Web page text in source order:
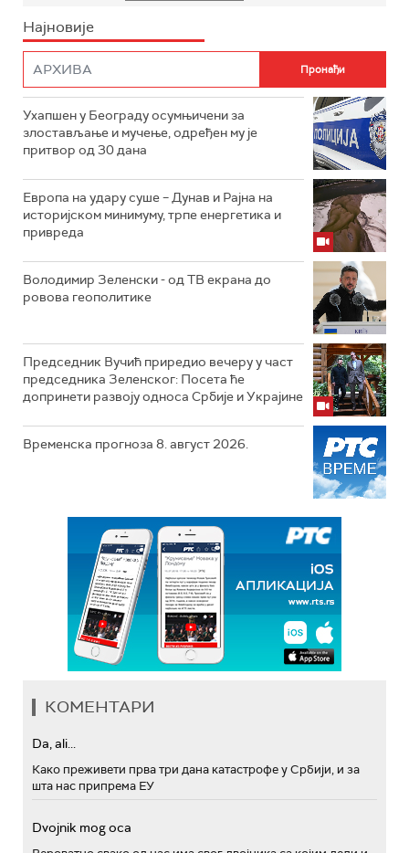
Најновије
Ухапшен у Београду осумњичени за
злостављање и мучење, одређен му је
притвор од 30 дана
Европа на удару суше – Дунав и Рајна на
историјском минимуму, трпе енергетика и
привреда
Володимир Зеленски - од ТВ екрана до
ровова геополитике
Председник Вучић приредио вечеру у част
председника Зеленског: Посета ће
допринети развоју односа Србије и Украјине
Временска прогноза 8. август 2026.
КОМЕНТАРИ
Da, ali...
Како преживети прва три дана катастрофе у Србији, и за
шта нас припрема ЕУ
Dvojnik mog oca